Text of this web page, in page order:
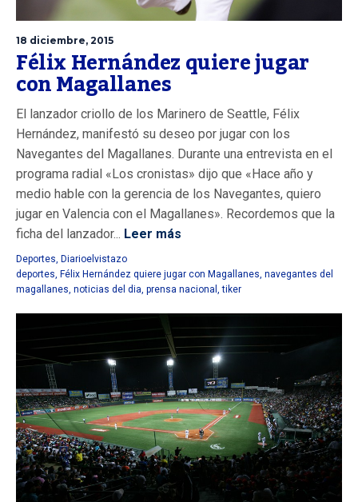
18 diciembre, 2015
Félix Hernández quiere jugar
con Magallanes
El lanzador criollo de los Marinero de Seattle, Félix
Hernández, manifestó su deseo por jugar con los
Navegantes del Magallanes. Durante una entrevista en el
programa radial «Los cronistas» dijo que «Hace año y
medio hable con la gerencia de los Navegantes, quiero
jugar en Valencia con el Magallanes». Recordemos que la
ficha del lanzador... Leer más
Deportes, Diarioelvistazo
deportes, Félix Hernández quiere jugar con Magallanes, navegantes del
magallanes, noticias del dia, prensa nacional ,tiker